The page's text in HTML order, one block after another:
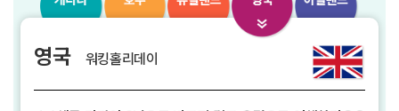
영국 워킹홀리데이